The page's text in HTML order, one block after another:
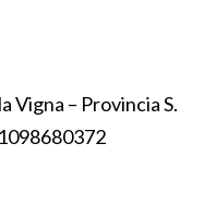
Vigna – Provincia S.